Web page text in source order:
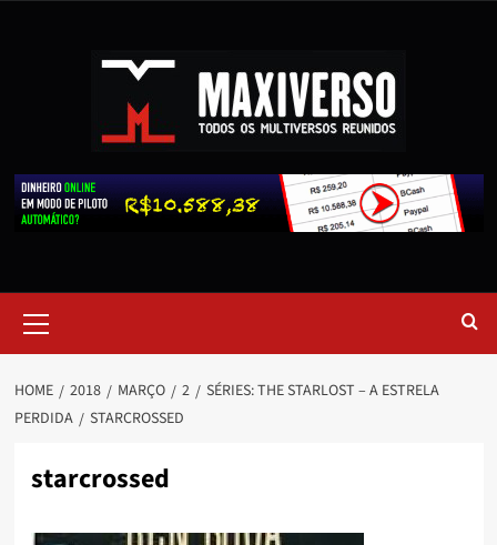
HOME 2018 MARÇO 2
SÉRIES: THE STARLOST – A ESTRELA
PERDIDA
STARCROSSED
starcrossed